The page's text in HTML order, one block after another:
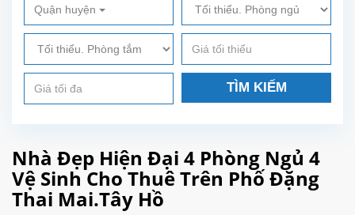
Quận huyện
TÌM KIẾM
Nhà Đẹp Hiện Đại 4 Phòng Ngủ 4
Vệ Sinh Cho Thuê Trên Phố Đặng
Thai Mai.Tây Hồ